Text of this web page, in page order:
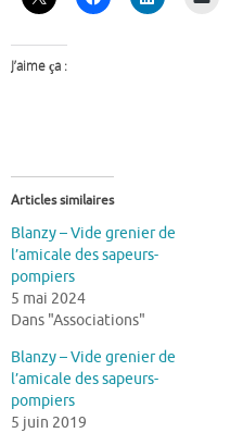
J’aime ça :
Articles similaires
Blanzy – Vide grenier de
l’amicale des sapeurs-
pompiers
5 mai 2024
Dans "Associations"
Blanzy – Vide grenier de
l’amicale des sapeurs-
pompiers
5 juin 2019